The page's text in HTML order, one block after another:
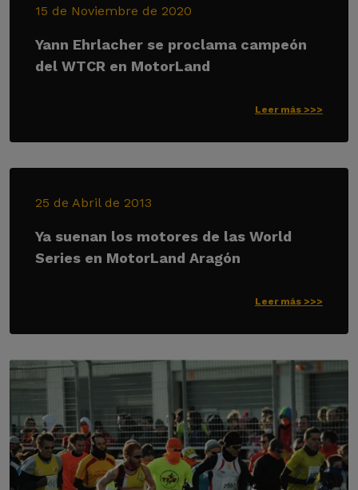
15 de Noviembre de 2020
Yann Ehrlacher se proclama campeón
del WTCR en MotorLand
Leer más >>>
25 de Abril de 2013
Ya suenan los motores de las World
Series en MotorLand Aragón
Leer más >>>